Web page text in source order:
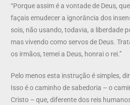
“Porque assim é a vontade de Deus,
façais emudecer a ignorância dos
sois, não usando, todavia, a liberdade
mas vivendo como servos de Deus.
os irmãos, temei a Deus, honrai o rei.”
Pelo menos esta instrução é simples,
Isso é o caminho de sabedoria – o
Cristo – que, diferente dos reis